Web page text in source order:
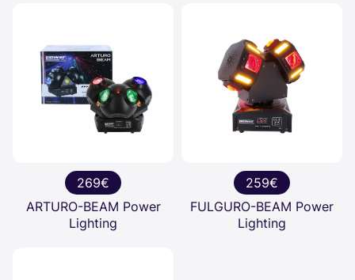
269€
ARTURO-BEAM Power
Lighting
259€
FULGURO-BEAM Power
Lighting